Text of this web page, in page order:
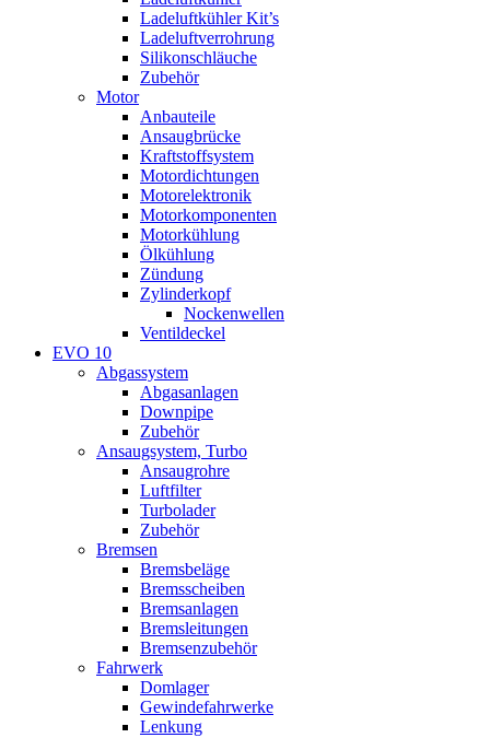
Ladeluftkühler Kit’s
Ladeluftverrohrung
Silikonschläuche
Zubehör
Motor
Anbauteile
Ansaugbrücke
Kraftstoffsystem
Motordichtungen
Motorelektronik
Motorkomponenten
Motorkühlung
Ölkühlung
Zündung
Zylinderkopf
Nockenwellen
Ventildeckel
EVO 10
Abgassystem
Abgasanlagen
Downpipe
Zubehör
Ansaugsystem, Turbo
Ansaugrohre
Luftfilter
Turbolader
Zubehör
Bremsen
Bremsbeläge
Bremsscheiben
Bremsanlagen
Bremsleitungen
Bremsenzubehör
Fahrwerk
Domlager
Gewindefahrwerke
Lenkung